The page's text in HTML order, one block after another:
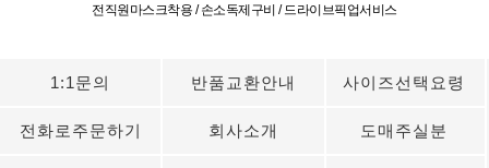
전직원마스크착용 / 손소독제구비 / 드라이브픽업서비스
1:1문의 반품교환안내 사이즈선택요령
전화로주문하기 회사소개 도매주실분